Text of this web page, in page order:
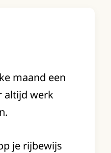
maand een
altijd werk
je rijbewijs